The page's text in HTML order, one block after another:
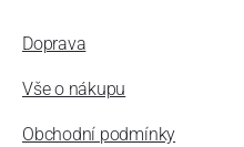
Doprava
Vše o nákupu
Obchodní podmínky